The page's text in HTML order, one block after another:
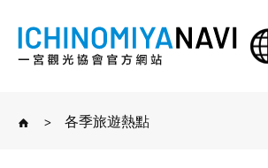
> 各季旅遊熱點